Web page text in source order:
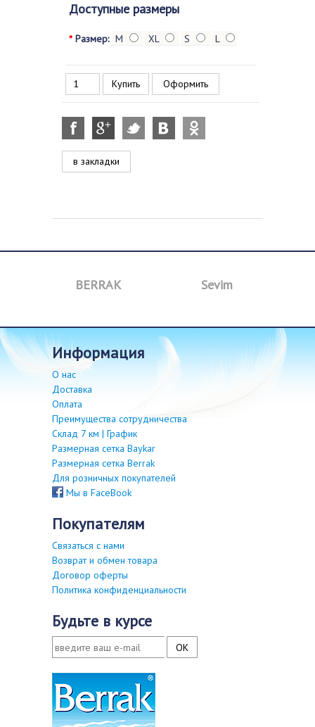
Доступные размеры
* Размер: M XL S L
Оформить
в закладки
BERRAK Sevim
информация
О нас
Доставка
Оплата
Преимущества сотрудничества
Склад 7 км | График
Размерная сетка Baykar
Размерная сетка Berrak
Для розничных покупателей
Мы в FaceBook
покупателям
Связаться с нами
Возврат и обмен товара
Договор оферты
Политика конфиденциальности
будьте в курсе